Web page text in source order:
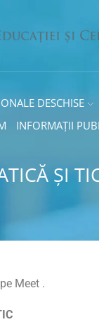
DESCHISE
INFORMAȚII
ȘI
Meet .